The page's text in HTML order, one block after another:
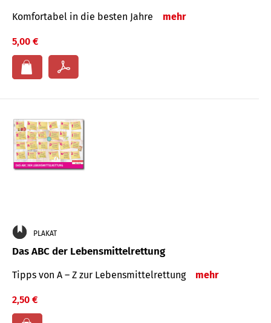
Komfortabel in die besten Jahre mehr
5,00 €
PLAKAT
Das ABC der Lebensmittelrettung
Tipps von A – Z zur Lebensmittelrettung mehr
2,50 €